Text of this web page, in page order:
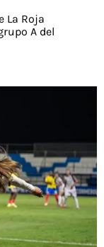
La Roja
A del